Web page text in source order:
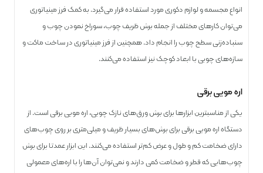
انواع مجسمه و لوازم دکوری مورد استفاده قرار می‌گیرد. به کمک فرز مینیاتوری
می‌توان کارهای مختلف از جمله برش ظریف چوب، سوراخ نمودن چوب و
سنباده‌زنی سطح چوب را انجام داد. همچنین از فرز مینیاتوری در ساخت ماکت و
سازه‌های چوبی با ابعاد کوچک نیز استفاده می‌کنند.
اره مویی برقی
یکی از مناسب­ترین ابزارها برای برش ورق‌های نازک چوبی، اره مویی برقی است. از
دستگاه اره مویی برقی برای برش‌های بسیار ظریف و میلی‌متری بر روی چوب‌های
دارای ضخامت کم و طول و عرض کم‌تر استفاده می‌کنند. این ابزار عمدتا برای برش
چوب‌هایی که قطر و ضخامت کمی دارند و نمی‌توان آن‌ها را با اره‌های معمولی